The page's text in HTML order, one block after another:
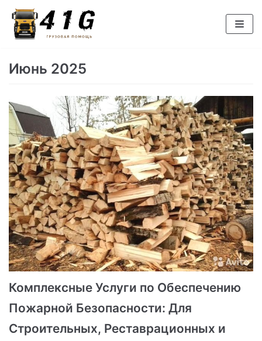
Перейти
к
Июнь 2025
Комплексные Услуги по Обеспечению
Пожарной Безопасности: Для
Строительных, Реставрационных и